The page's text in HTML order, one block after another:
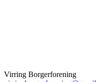
Virring Borgerforening